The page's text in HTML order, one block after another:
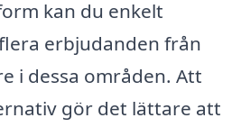
kan du enkelt
erbjudanden från
i dessa områden. Att
gör det lättare att